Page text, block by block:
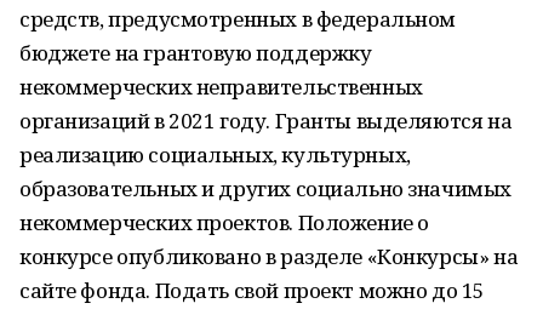
средств, предусмотренных в федеральном
бюджете на грантовую поддержку
некоммерческих неправительственных
организаций в 2021 году. Гранты выделяются на
реализацию социальных, культурных,
образовательных и других социально значимых
некоммерческих проектов. Положение о
конкурсе опубликовано в разделе «Конкурсы» на
сайте фонда. Подать свой проект можно до 15